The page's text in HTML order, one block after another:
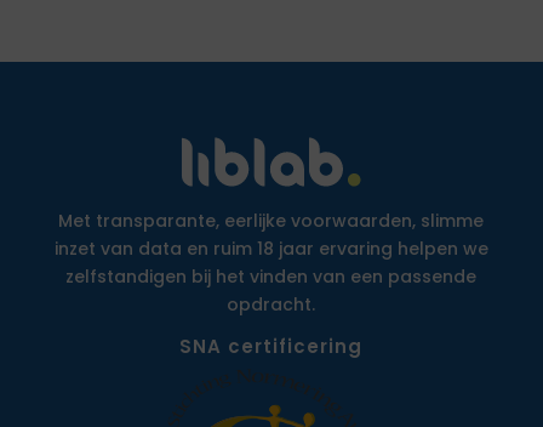
Met transparante, eerlijke voorwaarden, slimme
inzet van data en ruim 18 jaar ervaring helpen we
zelfstandigen bij het vinden van een passende
opdracht.
SNA certificering